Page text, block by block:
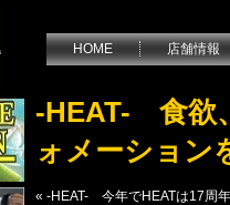
HOME 店舗情報
-HEAT- 食欲
ォメーション
« -HEAT- 今年でHEATは17周